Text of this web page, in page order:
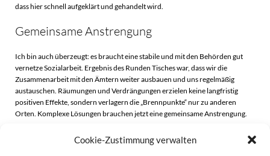
Cookie-Zustimmung verwalten
dass hier schnell aufgeklärt und gehandelt wird.
Gemeinsame Anstrengung
Ich bin auch überzeugt: es braucht eine stabile und mit den Behörden gut
vernetze Sozialarbeit. Ergebnis des Runden Tisches war, dass wir die
Zusammenarbeit mit den Ämtern weiter ausbauen und uns regelmäßig
austauschen. Räumungen und Verdrängungen erzielen keine langfristig
positiven Effekte, sondern verlagern die „Brennpunkte“ nur zu anderen
Orten. Komplexe Lösungen brauchen jetzt eine gemeinsame Anstrengung.